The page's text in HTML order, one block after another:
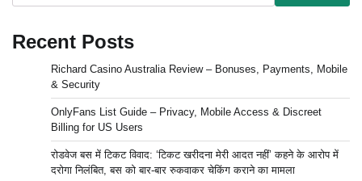
Recent Posts
Richard Casino Australia Review – Bonuses, Payments, Mobile
& Security
OnlyFans List Guide – Privacy, Mobile Access & Discreet
Billing for US Users
रोडवेज बस में टिकट विवाद: ‘टिकट खरीदना मेरी आदत नहीं’ कहने के आरोप में
दरोगा निलंबित, बस को बार-बार रुकवाकर चेकिंग कराने का मामला